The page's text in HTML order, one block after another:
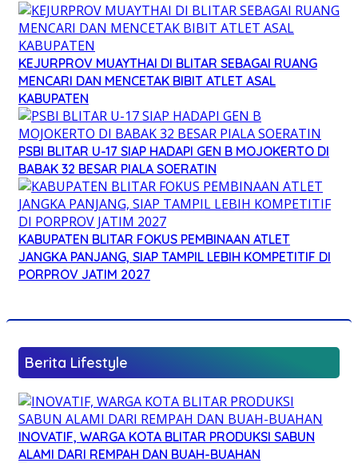
KEJURPROV MUAYTHAI DI BLITAR SEBAGAI RUANG
MENCARI DAN MENCETAK BIBIT ATLET ASAL
KABUPATEN
PSBI BLITAR U-17 SIAP HADAPI GEN B MOJOKERTO DI
BABAK 32 BESAR PIALA SOERATIN
KABUPATEN BLITAR FOKUS PEMBINAAN ATLET
JANGKA PANJANG, SIAP TAMPIL LEBIH KOMPETITIF DI
PORPROV JATIM 2027
Berita Lifestyle
INOVATIF, WARGA KOTA BLITAR PRODUKSI SABUN
ALAMI DARI REMPAH DAN BUAH-BUAHAN